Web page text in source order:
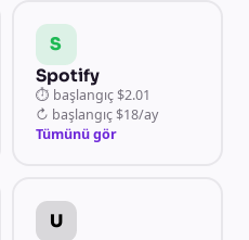
S
Spotify
⏱ başlangıç $2.01
↻ başlangıç $18/ay
Tümünü gör
U